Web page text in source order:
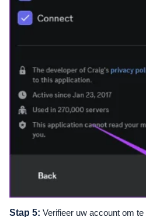
Stap 5: Verifieer uw account om te